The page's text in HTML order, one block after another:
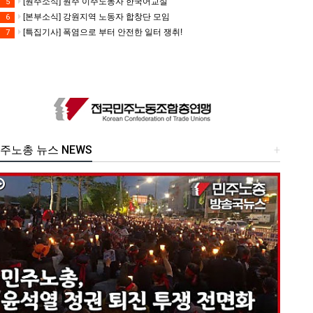
6 [본부소식] 강원지역 노동자 합창단 모임
7 [특집기사] 폭염으로 부터 안전한 일터 쟁취!
+
노총 뉴스 NEWS